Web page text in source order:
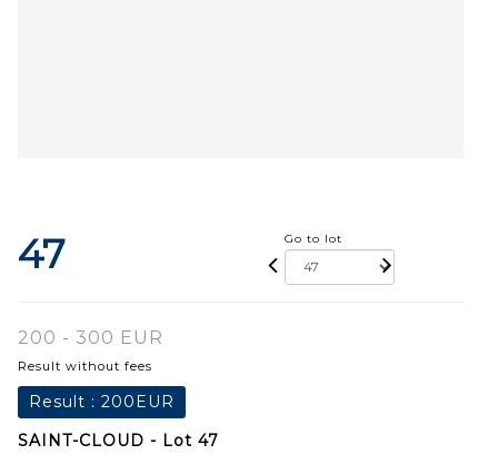
47 Go to lot
200 - 300 EUR
Result without fees
Result : 200EUR
SAINT-CLOUD - Lot 47